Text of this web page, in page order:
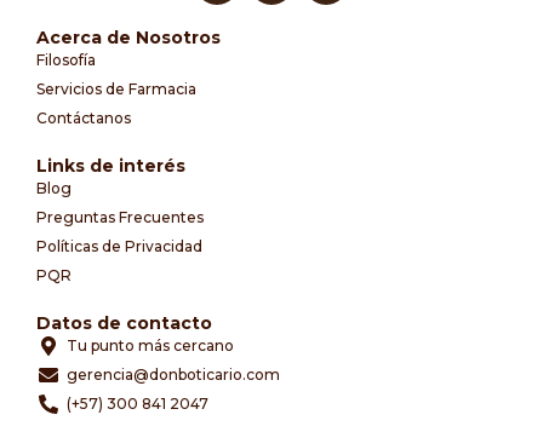
Acerca de Nosotros
Filosofía
Servicios de Farmacia
Contáctanos
Links de interés
Blog
Preguntas Frecuentes
Políticas de Privacidad
PQR
Datos de contacto
Tu punto más cercano
gerencia@donboticario.com
(+57) 300 841 2047